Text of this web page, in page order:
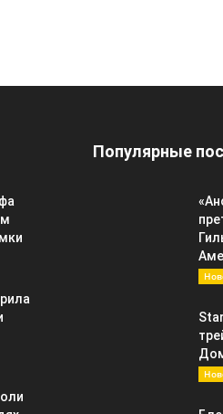
Популярные